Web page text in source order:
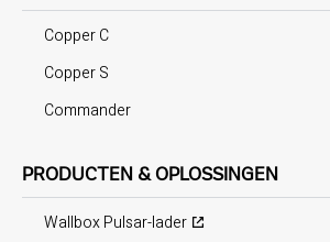
Copper C
Copper S
Commander
PRODUCTEN & OPLOSSINGEN
Wallbox Pulsar-lader